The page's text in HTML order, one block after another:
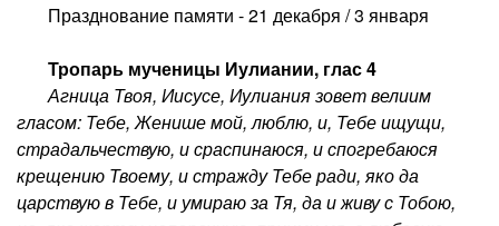
Празднование памяти - 21 декабря / 3 января
Тропарь мученицы Иулиании, глас 4
Агница Твоя, Иисусе, Иулиания зовет велиим
гласом: Тебе, Женише мой, люблю, и, Тебе ищущи,
страдальчествую, и сраспинаюся, и спогребаюся
крещению Твоему, и стражду Тебе ради, яко да
царствую в Тебе, и умираю за Тя, да и живу с Тобою,